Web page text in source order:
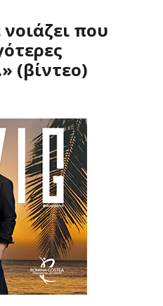
που
(βίντεο)